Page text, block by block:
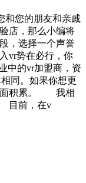
您的朋友和亲戚
店，那么小编将
，选择一个声誉
vr势在必行，你
中的vr加盟商，资
同。如果你想更
面积累。 我相
目前，在v